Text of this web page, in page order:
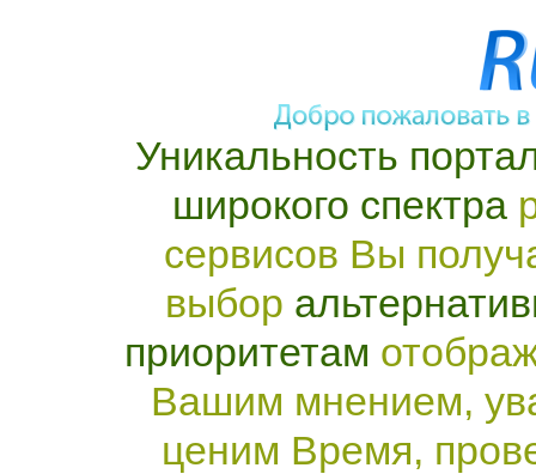
Уникальность
широкого спектра
сервисов Вы
выбор
приоритетам
Вашим мнением,
ценим Время,